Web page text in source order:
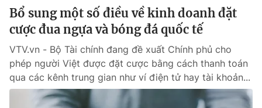
Góc doanh nghiệp
Truyền hình
Phim VTV
Hậu trường
Nhân vật
Giải trí
Điện ảnh
Âm nhạc
Đời sống
Bổ sung một số điều về kinh doanh đặt
cược đua ngựa và bóng đá quốc tế
VTV.vn - Bộ Tài chính đang đề xuất Chính phủ cho
phép người Việt được đặt cược bằng cách thanh toán
qua các kênh trung gian như ví điện tử hay tài khoản...